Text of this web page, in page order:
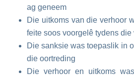
ag geneem
Die uitkoms van die verhoor
feite soos voorgelê tydens die
Die sanksie was toepaslik in
die oortreding
Die verhoor en uitkoms